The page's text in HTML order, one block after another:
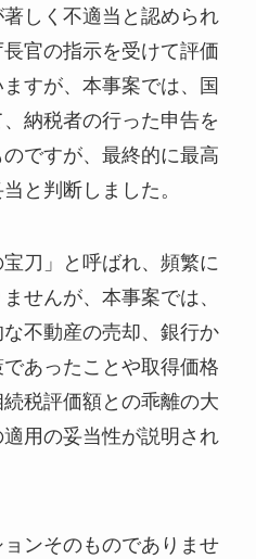
しく不適当と認められ
官の指示を受けて評価
すが、本事案では、国
納税者の行った申告を
ですが、最終的に最高
と判断しました。
刀」と呼ばれ、頻繁に
せんが、本事案では、
不動産の売却、銀行か
あったことや取得価格
税評価額との乖離の大
用の妥当性が説明され
ンそのものでありませ